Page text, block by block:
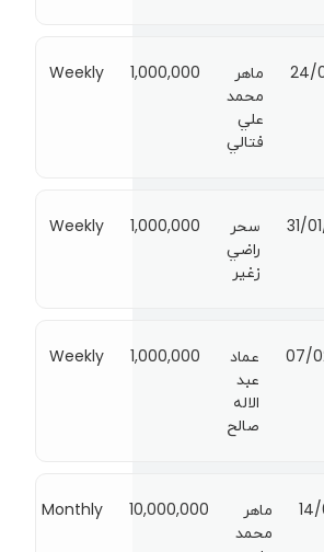
24/
ماهر
محمد
علي
فتالي
1,000,000
Weekly
31/
سحر
راضي
زغير
1,000,000
Weekly
07/
عماد
عبد
الاله
صالح
1,000,000
Weekly
ماهر
محمد
10,000,000
Monthly